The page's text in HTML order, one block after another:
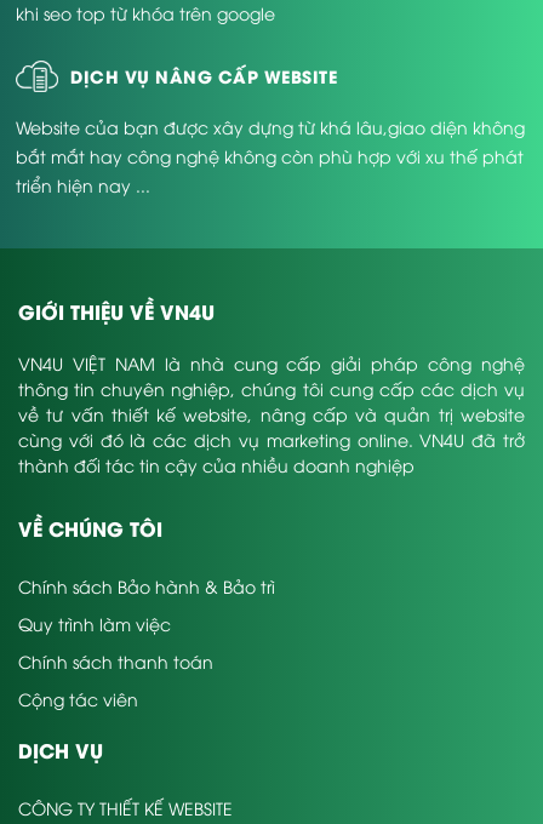
khi seo top từ khóa trên google
DỊCH VỤ NÂNG CẤP WEBSITE
Website của bạn được xây dựng từ khá lâu,giao diện không
bắt mắt hay công nghệ không còn phù hợp với xu thế phát
triển hiện nay ...
GIỚI THIỆU VỀ VN4U
VN4U VIỆT NAM là nhà cung cấp giải pháp công nghệ
thông tin chuyên nghiệp, chúng tôi cung cấp các dịch vụ
về tư vấn thiết kế website, nâng cấp và quản trị website
cùng với đó là các dịch vụ marketing online. VN4U đã trở
thành đối tác tin cậy của nhiều doanh nghiệp
VỀ CHÚNG TÔI
Chính sách Bảo hành & Bảo trì
Quy trình làm việc
Chính sách thanh toán
Cộng tác viên
DỊCH VỤ
CÔNG TY THIẾT KẾ WEBSITE